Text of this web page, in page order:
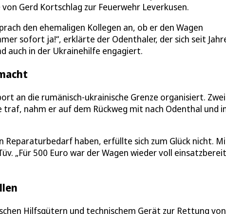
Gerd Kortschlag zur Feuerwehr Leverkusen.
den ehemaligen Kollegen an, ob er den Wagen
sofort ja!“, erklärte der Odenthaler, der sich seit
auch in der Ukrainehilfe engagiert.
an die rumänisch-ukrainische Grenze organisiert. Zwei
nahm er auf dem Rückweg mit nach Odenthal und
haben, erfüllte sich zum Glück nicht.
„Für 500 Euro war der Wagen wieder voll
Hilfsgütern und technischem Gerät zur Rettung von